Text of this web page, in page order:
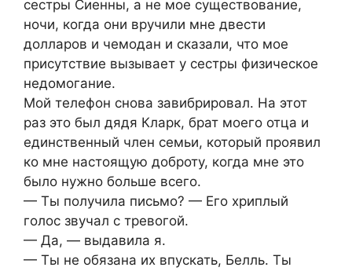
сестры Сиенны, а не мое существование,
ночи, когда они вручили мне двести
долларов и чемодан и сказали, что мое
присутствие вызывает у сестры физическое
недомогание.
Мой телефон снова завибрировал. На этот
раз это был дядя Кларк, брат моего отца и
единственный член семьи, который проявил
ко мне настоящую доброту, когда мне это
было нужно больше всего.
— Ты получила письмо? — Его хриплый
голос звучал с тревогой.
— Да, — выдавила я.
— Ты не обязана их впускать, Белль. Ты